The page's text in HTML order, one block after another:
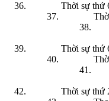
Thời sự thứ
Thời sự thứ
Thời sự thứ